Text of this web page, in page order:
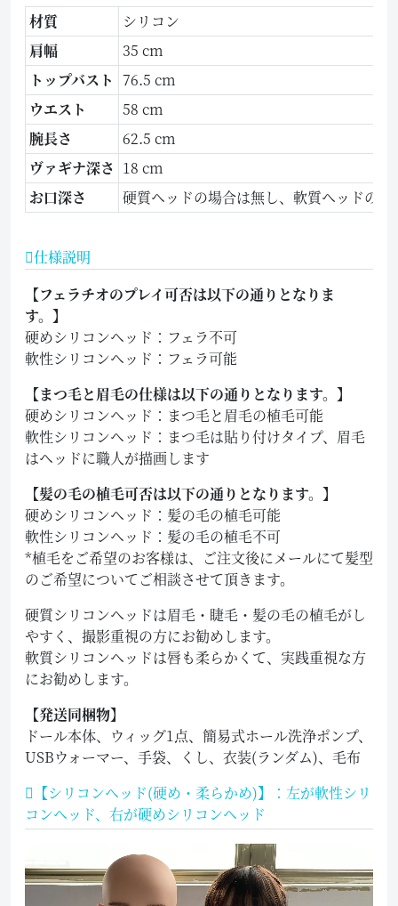
材質
シリコン
肩幅
35 cm
トップバスト 76.5 cm
ウエスト
58 cm
腕長さ
62.5 cm
ヴァギナ深さ 18 cm
お口深さ
硬質ヘッドの場合は無し、軟質ヘッドの
仕様説明
【フェラチオのプレイ可否は以下の通りとなりま
す。】
硬めシリコンヘッド：フェラ不可
軟性シリコンヘッド：フェラ可能
【まつ毛と眉毛の仕様は以下の通りとなります。】
硬めシリコンヘッド：まつ毛と眉毛の植毛可能
軟性シリコンヘッド：まつ毛は貼り付けタイプ、眉毛
はヘッドに職人が描画します
【髪の毛の植毛可否は以下の通りとなります。】
硬めシリコンヘッド：髪の毛の植毛可能
軟性シリコンヘッド：髪の毛の植毛不可
*植毛をご希望のお客様は、ご注文後にメールにて髪型
のご希望についてご相談させて頂きます。
硬質シリコンヘッドは眉毛・睫毛・髪の毛の植毛がし
やすく、撮影重視の方にお勧めします。
軟質シリコンヘッドは唇も柔らかくて、実践重視な方
にお勧めします。
【発送同梱物】
ドール本体、ウィッグ1点、簡易式ホール洗浄ポンプ、
USBウォーマー、手袋、くし、衣装(ランダム)、毛布
【シリコンヘッド(硬め・柔らかめ)】：左が軟性シリ
コンヘッド、右が硬めシリコンヘッド